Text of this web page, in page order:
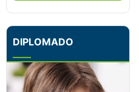
DIPLOMADO